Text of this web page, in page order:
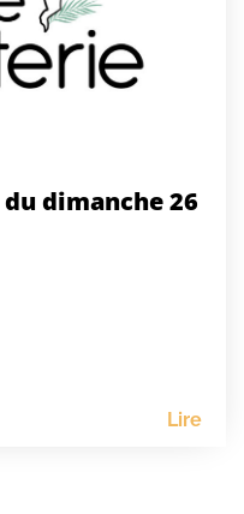
dimanche 26
Lire